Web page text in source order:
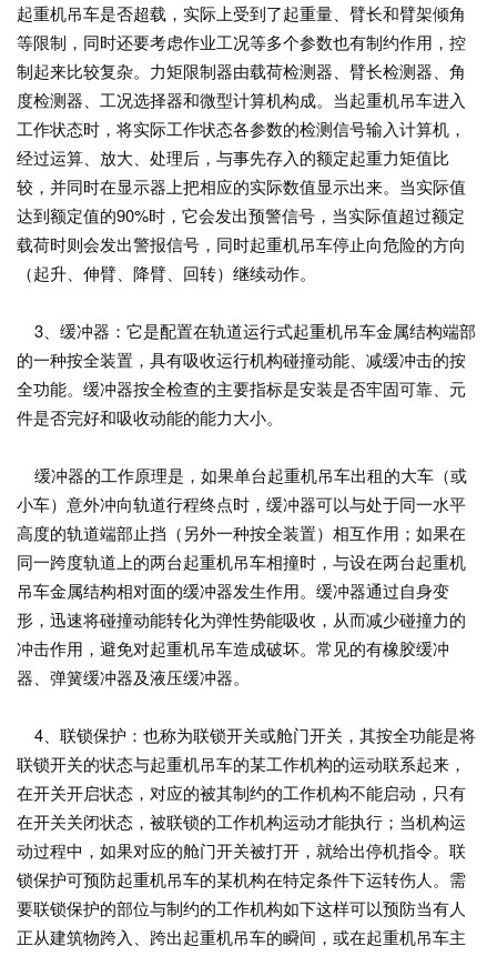
起重机吊车是否超载，实际上受到了起重量、臂长和臂架倾角
等限制，同时还要考虑作业工况等多个参数也有制约作用，控
制起来比较复杂。力矩限制器由载荷检测器、臂长检测器、角
度检测器、工况选择器和微型计算机构成。当起重机吊车进入
工作状态时，将实际工作状态各参数的检测信号输入计算机，
经过运算、放大、处理后，与事先存入的额定起重力矩值比
较，并同时在显示器上把相应的实际数值显示出来。当实际值
达到额定值的90%时，它会发出预警信号，当实际值超过额定
载荷时则会发出警报信号，同时起重机吊车停止向危险的方向
（起升、伸臂、降臂、回转）继续动作。
3、缓冲器：它是配置在轨道运行式起重机吊车金属结构端部
的一种按全装置，具有吸收运行机构碰撞动能、减缓冲击的按
全功能。缓冲器按全检查的主要指标是安装是否牢固可靠、元
件是否完好和吸收动能的能力大小。
缓冲器的工作原理是，如果单台起重机吊车出租的大车（或
小车）意外冲向轨道行程终点时，缓冲器可以与处于同一水平
高度的轨道端部止挡（另外一种按全装置）相互作用；如果在
同一跨度轨道上的两台起重机吊车相撞时，与设在两台起重机
吊车金属结构相对面的缓冲器发生作用。缓冲器通过自身变
形，迅速将碰撞动能转化为弹性势能吸收，从而减少碰撞力的
冲击作用，避免对起重机吊车造成破坏。常见的有橡胶缓冲
器、弹簧缓冲器及液压缓冲器。
4、联锁保护：也称为联锁开关或舱门开关，其按全功能是将
联锁开关的状态与起重机吊车的某工作机构的运动联系起来，
在开关开启状态，对应的被其制约的工作机构不能启动，只有
在开关关闭状态，被联锁的工作机构运动才能执行；当机构运
动过程中，如果对应的舱门开关被打开，就给出停机指令。联
锁保护可预防起重机吊车的某机构在特定条件下运转伤人。需
要联锁保护的部位与制约的工作机构如下这样可以预防当有人
正从建筑物跨入、跨出起重机吊车的瞬间，或在起重机吊车主